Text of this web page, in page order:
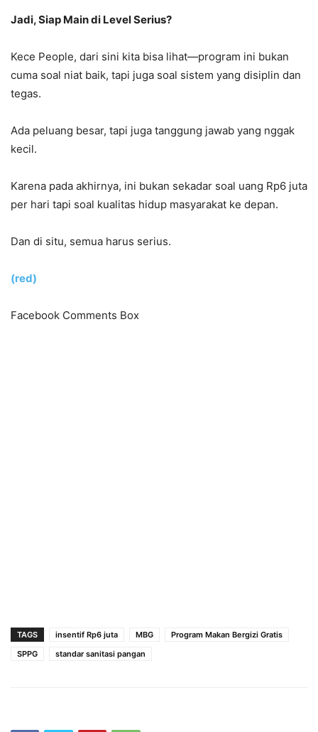
Jadi, Siap Main di Level Serius?
Kece People, dari sini kita bisa lihat—program ini bukan
cuma soal niat baik, tapi juga soal sistem yang disiplin dan
tegas.
Ada peluang besar, tapi juga tanggung jawab yang nggak
kecil.
Karena pada akhirnya, ini bukan sekadar soal uang Rp6 juta
per hari tapi soal kualitas hidup masyarakat ke depan.
Dan di situ, semua harus serius.
(red)
Facebook Comments Box
TAGS insentif Rp6 juta MBG
Program Makan Bergizi Gratis
SPPG
standar sanitasi pangan